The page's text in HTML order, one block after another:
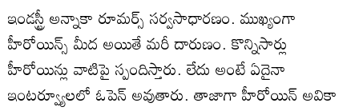
ఇండస్ట్రీ అన్నాకా రూమర్స్ సర్వసాధారణం. ముఖ్యంగా
హీరోయిన్స్ మీద అయితే మరీ దారుణం. కొన్నిసార్లు
హీరోయిన్లు వాటిపై స్పందిస్తారు. లేదు అంటే ఏదైనా
ఇంటర్వ్యూలలో ఓపెన్ అవుతారు. తాజాగా హీరోయిన్ అవికా